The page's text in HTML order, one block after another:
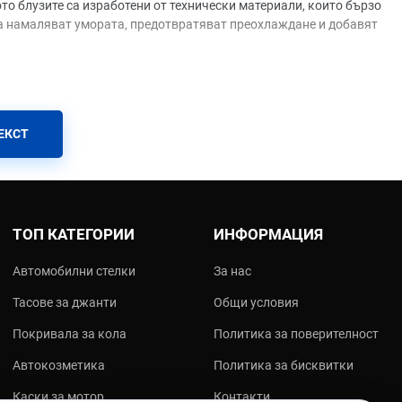
са изработени от технически материали, които бързо
намаляват умората, предотвратяват преохлаждане и добавят
якето
ви помогнат да вземете най-правилното решение:
защита.
комфорт и ежедневна употреба.
ТОП КАТЕГОРИИ
Автомобилни стелки
Тасове за джанти
Покривала за кола
Автокозметика
Каски за мотор
ИНФОРМАЦИЯ
За нас
Общи условия
Политика за поверителност
Политика за бисквитки
Контакти